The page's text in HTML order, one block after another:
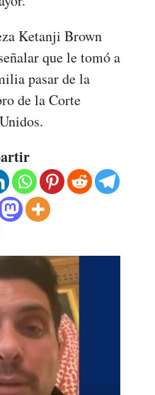
Ketanji Brown
que le tomó a
pasar de la
de la Corte